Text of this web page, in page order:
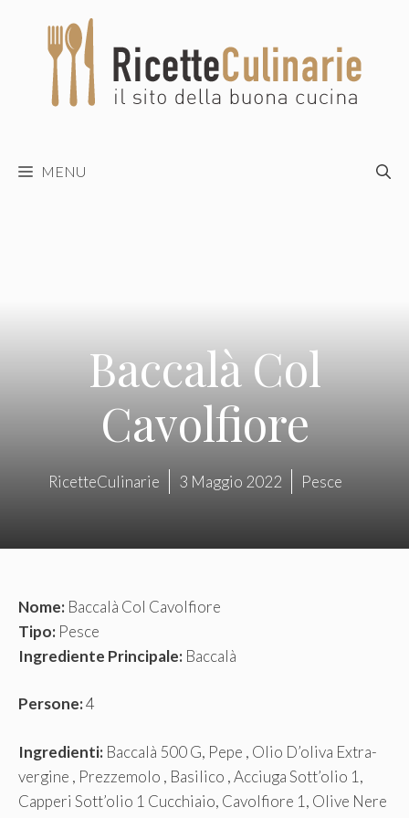
contenuto
MENU
Baccalà Col
Cavolfiore
RicetteCulinarie 3 Maggio 2022 Pesce
Nome: Baccalà Col Cavolfiore
Tipo: Pesce
Ingrediente Principale: Baccalà
Persone:4
Ingredienti: Baccalà 500 G, Pepe , Olio D’oliva Extra-
vergine , Prezzemolo , Basilico , Acciuga Sott’olio 1,
Capperi Sott’olio 1 Cucchiaio, Cavolfiore 1, Olive Nere